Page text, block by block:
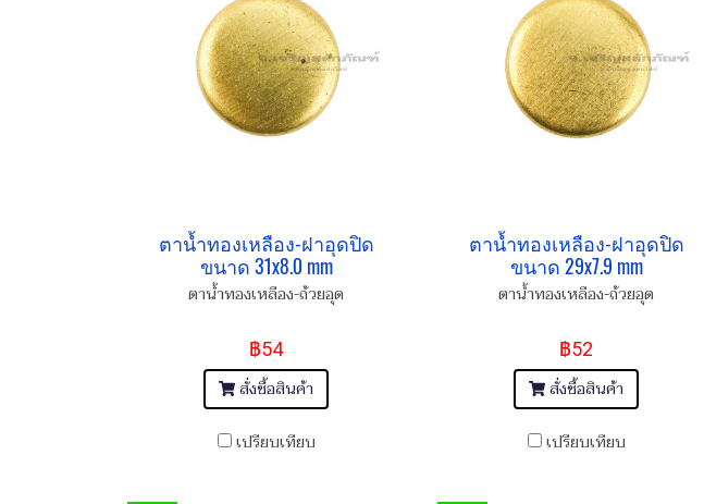
ตาน้ำทองเหลือง-ฝาอุดปิด
ขนาด 31x8.0 mm
ตาน้ำทองเหลือง-ถ้วยอุด
฿54
สั่งซื้อสินค้า
เปรียบเทียบ
ตาน้ำทองเหลือง-ฝาอุดปิด
ขนาด 29x7.9 mm
ตาน้ำทองเหลือง-ถ้วยอุด
฿52
สั่งซื้อสินค้า
เปรียบเทียบ